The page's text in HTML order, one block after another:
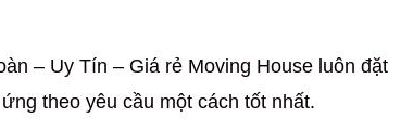
– Uy Tín – Giá rẻ Moving House luôn đặt
theo yêu cầu một cách tốt nhất.